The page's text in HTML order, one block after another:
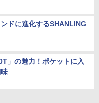
ドに進化するSHANLING
」の魅力！ポケットに入